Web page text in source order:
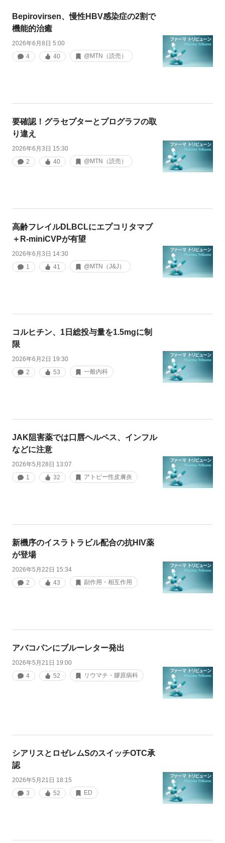
Bepirovirsen、慢性HBV感染症の2割で
機能的治癒
2026年6月8日 5:00
4
40 @MTN（読売）
要確認！グラセプターとプログラフの取
り違え
2026年6月3日 15:30
2
40 @MTN（読売）
高齢フレイルDLBCLにエプコリタマブ
＋R-miniCVPが有望
2026年6月3日 14:30
1
41 @MTN（J&J）
コルヒチン、1日総投与量を1.5mgに制
限
2026年6月2日 19:30
2
53 一般内科
JAK阻害薬では口唇ヘルペス、インフル
などに注意
2026年5月28日 13:07
1
32 アトピー性皮膚炎
新機序のイスラトラビル配合の抗HIV薬
が登場
2026年5月22日 15:34
2
43 副作用・相互作用
アバコパンにブルーレター発出
2026年5月21日 19:00
4
52 リウマチ・膠原病科
シアリスとロゼレムSのスイッチOTC承
認
2026年5月21日 18:15
3
52 ED